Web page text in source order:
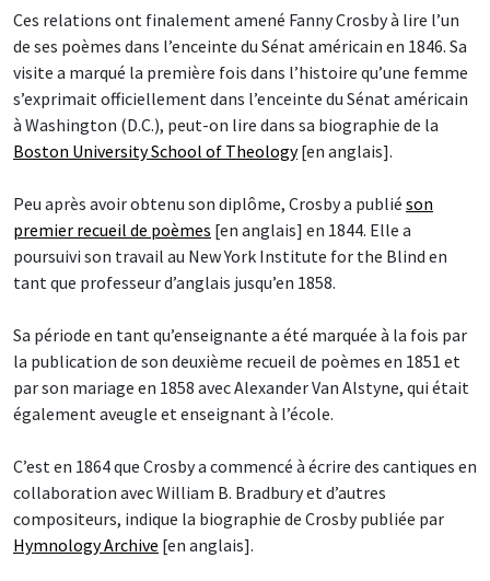
Ces relations ont finalement amené Fanny Crosby à lire l’un
de ses poèmes dans l’enceinte du Sénat américain en 1846. Sa
visite a marqué la première fois dans l’histoire qu’une femme
s’exprimait officiellement dans l’enceinte du Sénat américain
à Washington (D.C.), peut-on lire dans sa biographie de la
Boston University School of Theology[en anglais].
Peu après avoir obtenu son diplôme, Crosby a publié son
premier recueil de poèmes [en anglais] en 1844. Elle a
poursuivi son travail au New York Institute for the Blind en
tant que professeur d’anglais jusqu’en 1858.
Sa période en tant qu’enseignante a été marquée à la fois par
la publication de son deuxième recueil de poèmes en 1851 et
par son mariage en 1858 avec Alexander Van Alstyne, qui était
également aveugle et enseignant à l’école.
C’est en 1864 que Crosby a commencé à écrire des cantiques en
collaboration avec William B. Bradbury et d’autres
compositeurs, indique la biographie de Crosby publiée par
Hymnology Archive [en anglais].